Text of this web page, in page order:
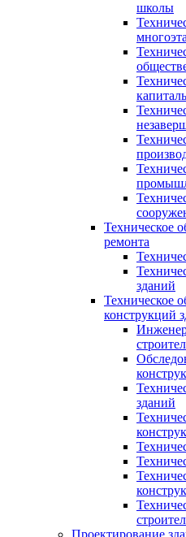
школы
Техническое
ремонта
зданий
Техническое
конструкций
зданий